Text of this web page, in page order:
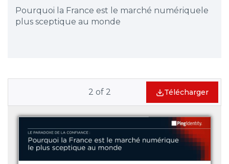
Pourquoi la France est le marché numériquele
plus sceptique au monde
2 of 2 Télécharger